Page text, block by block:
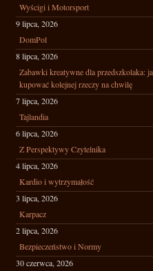
Wyścigi i Motorsport
9 lipca, 2026
DomPol
8 lipca, 2026
Zabawki kreatywne dla przedszkolaka:
kupować kolejnej rzeczy na chwilę
7 lipca, 2026
Tajlandia
6 lipca, 2026
Z Perspektywy Czytelnika
4 lipca, 2026
Kardio i wytrzymałość
3 lipca, 2026
Karpacz
2 lipca, 2026
Bezpieczeństwo i Normy
30 czerwca, 2026